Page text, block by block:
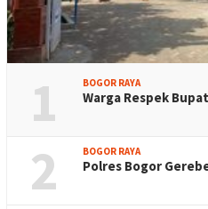
1 BOGOR RAYA
Warga Respek
2 BOGOR RAYA
Polres Bogor